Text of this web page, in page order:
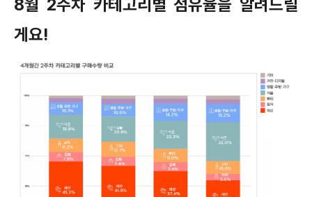
8월 2주차 카테고리별 점유율을 알려드릴
게요!